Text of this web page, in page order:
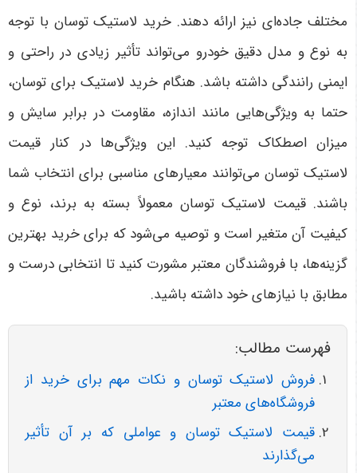
مختلف جاده‌ای نیز ارائه دهند. خرید لاستیک توسان با توجه
به نوع و مدل دقیق خودرو می‌تواند تأثیر زیادی در راحتی و
ایمنی رانندگی داشته باشد. هنگام خرید لاستیک برای توسان،
حتما به ویژگی‌هایی مانند اندازه، مقاومت در برابر سایش و
میزان اصطکاک توجه کنید. این ویژگی‌ها در کنار قیمت
لاستیک توسان می‌توانند معیارهای مناسبی برای انتخاب شما
باشند. قیمت لاستیک توسان معمولاً بسته به برند، نوع و
کیفیت آن متغیر است و توصیه می‌شود که برای خرید بهترین
گزینه‌ها، با فروشندگان معتبر مشورت کنید تا انتخابی درست و
مطابق با نیازهای خود داشته باشید.
فهرست مطالب:
فروش لاستیک توسان و نکات مهم برای خرید از
فروشگاه‌های معتبر
قیمت لاستیک توسان و عواملی که بر آن تأثیر
می‌گذارند